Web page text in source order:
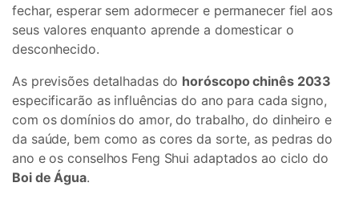
fechar, esperar sem adormecer e permanecer fiel aos
seus valores enquanto aprende a domesticar o
desconhecido.
As previsões detalhadas do horóscopo chinês 2033
especificarão as influências do ano para cada signo,
com os domínios do amor, do trabalho, do dinheiro e
da saúde, bem como as cores da sorte, as pedras do
ano e os conselhos Feng Shui adaptados ao ciclo do
Boi de Água.